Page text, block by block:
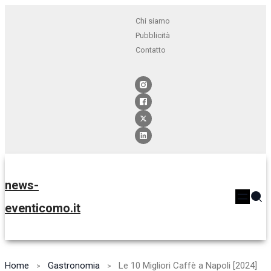
Chi siamo
Pubblicità
Contatto
news-
eventicomo.it
Home Gastronomia Le 10 Migliori Caffè a Napoli [2024]